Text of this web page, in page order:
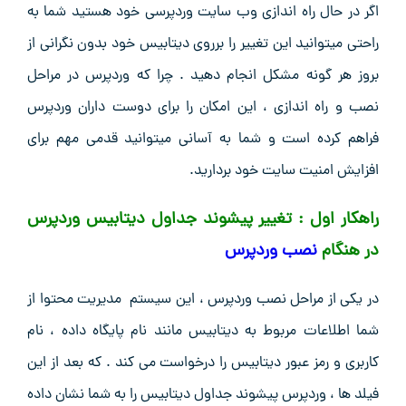
اگر در حال راه اندازی وب سایت وردپرسی خود هستید شما به
راحتی میتوانید این تغییر را برروی دیتابیس خود بدون نگرانی از
بروز هر گونه مشکل انجام دهید . چرا که وردپرس در مراحل
نصب و راه اندازی ، این امکان را برای دوست داران وردپرس
فراهم کرده است و شما به آسانی میتوانید قدمی مهم برای
افزایش امنیت سایت خود بردارید.
راهکار اول : تغییر پیشوند جداول دیتابیس وردپرس
در هنگام نصب وردپرس
در یکی از مراحل نصب وردپرس ، این سیستم مدیریت محتوا از
شما اطلاعات مربوط به دیتابیس مانند نام پایگاه داده ، نام
کاربری و رمز عبور دیتابیس را درخواست می کند . که بعد از این
فیلد ها ، وردپرس پیشوند جداول دیتابیس را به شما نشان داده